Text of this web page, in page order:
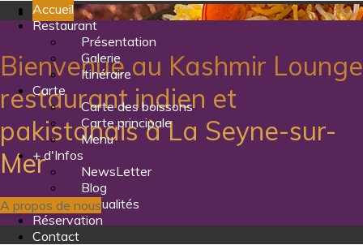
Accueil
Restaurant
Présentation
Galerie
Itinéraire
Carte
Carte des boissons
Carte principale
Menu
+ d'Infos
NewsLetter
Blog
Actualités
Réservation
Contact
Bienvenue au Kashmir Lounge
restaurant indien et
pakistanais à La Seyne-sur-
Mer
A propos de nous